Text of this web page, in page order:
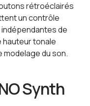
rétroéclairés
un contrôle
de
hauteur tonale
du son.
Synth